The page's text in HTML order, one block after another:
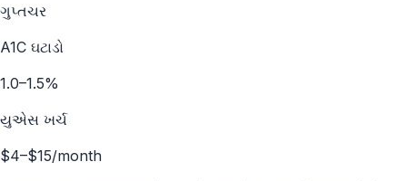
ગુપ્તચર
A1C ઘટાડો
1.0–1.5%
યુએસ ખર્ચ
$4–$15/month